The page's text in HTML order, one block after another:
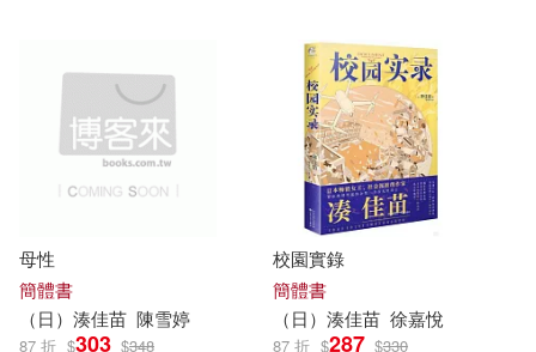
母性
簡體書
（日） 湊佳苗 陳雪婷
87 折 $303 $348
校園實錄
簡體書
（日） 湊佳苗 徐嘉悅
87 折 $287 $330